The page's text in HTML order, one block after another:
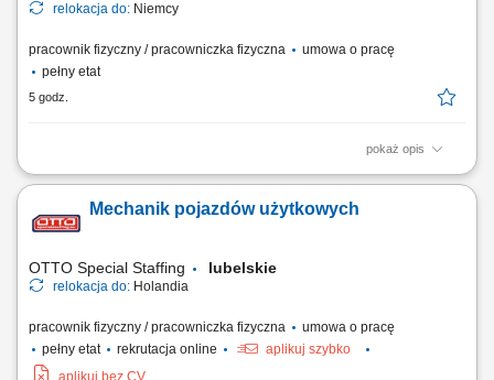
relokacja do: Niemcy
pracownik fizyczny / pracowniczka fizyczna
umowa o pracę
pełny etat
5 godz.
pokaż opis
Opis stanowiska: Wykonywanie prac spawalniczych przy konstrukcjach
na podstawie rysunku technicznego. Naprawa i konserwacja sprzętu
budowlanego oraz urządzeń wykorzystywanych podczas realizacji
Mechanik pojazdów użytkowych
OTTO Special Staffing lubelskie
relokacja do: Holandia
pracownik fizyczny / pracowniczka fizyczna
umowa o pracę
pełny etat
rekrutacja online
aplikuj szybko
aplikuj bez CV